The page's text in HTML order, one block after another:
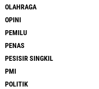
OLAHRAGA
OPINI
PEMILU
PENAS
PESISIR SINGKIL
PMI
POLITIK